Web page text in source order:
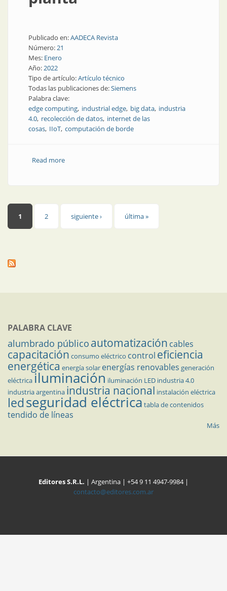
Publicado en:AADECA Revista
Número:21
Mes: Enero
Año:2022
Tipo de artículo:Artículo técnico
Todas las publicaciones de:Siemens
Palabra clave:
edge computing industrial edge big data industria
4.0 recolección de datos internet de las
cosas IIoT computación de borde
Read moreabout Datos de producción más eficientes:
Páginas
1 2 siguiente › última »
PALABRA CLAVE
alumbrado público automatización cables
capacitación consumo eléctrico control eficiencia
energética energía solar energías renovables generación
eléctricailuminación iluminación LED industria 4.0
industria argentina industria nacional instalación eléctrica
ledseguridad eléctrica tabla de contenidos
tendido de líneas
Más
Editores S.R.L. | Argentina | +54 9 11 4947-9984 |
contacto@editores.com.ar